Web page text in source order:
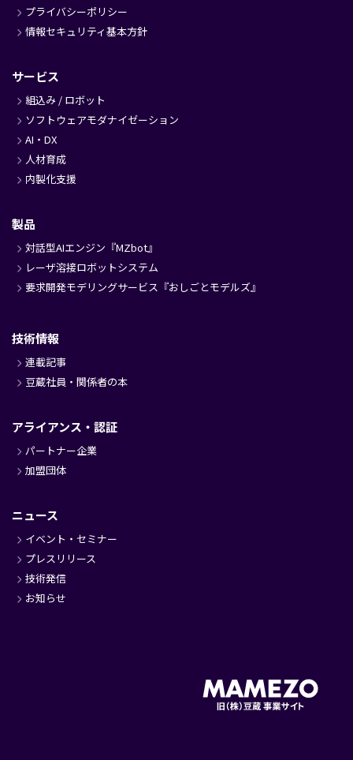
プライバシーポリシー
情報セキュリティ基本方針
サービス
組込み / ロボット
ソフトウェアモダナイゼーション
AI・DX
人材育成
内製化支援
製品
対話型AIエンジン『MZbot』
レーザ溶接ロボットシステム
要求開発モデリングサービス『おしごとモデルズ』
技術情報
連載記事
豆蔵社員・関係者の本
アライアンス・認証
パートナー企業
加盟団体
ニュース
イベント・セミナー
プレスリリース
技術発信
お知らせ